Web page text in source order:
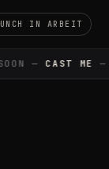
IN ARBEIT
— CAST ME—